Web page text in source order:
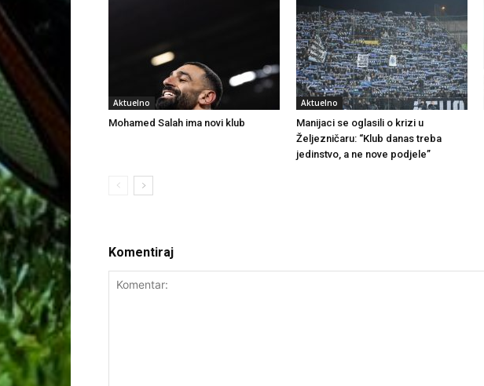
Aktuelno
Mohamed Salah ima novi klub
Aktuelno
Manijaci se oglasili o krizi u
Željezničaru: “Klub danas treba
jedinstvo, a ne nove podjele”
Komentiraj